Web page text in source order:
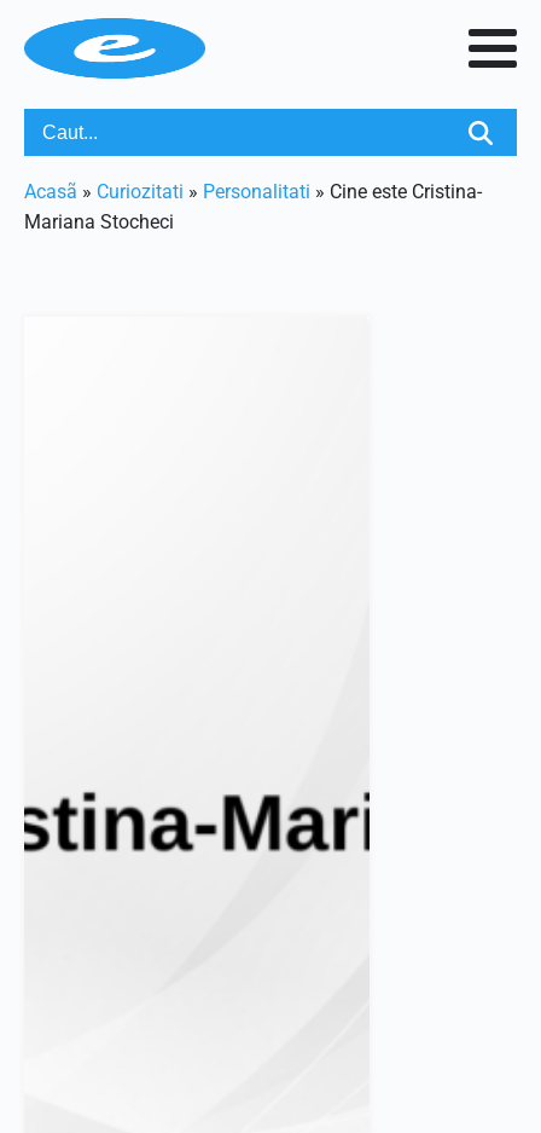
Acasã » Curiozitati » Personalitati » Cine este Cristina-
Mariana Stocheci